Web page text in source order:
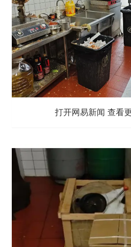
打开网易新闻 查看